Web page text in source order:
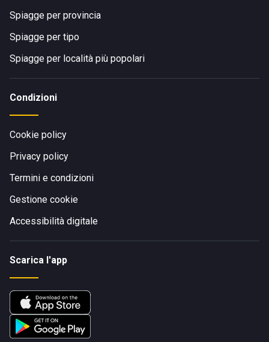
Spiagge per provincia
Spiagge per tipo
Spiagge per località più popolari
Condizioni
Cookie policy
Privacy policy
Termini e condizioni
Gestione cookie
Accessibilità digitale
Scarica l'app